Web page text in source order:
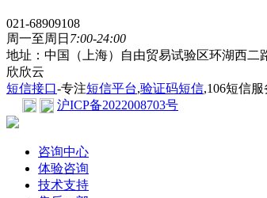
021-68909108
周一至周日 7:00-24:00
地址：中国（上海）自由贸易试验区环湖西二
欣欣云
短信接口-专注短信平台,验证码短信,106短信
沪ICP备2022008703号
咨询中心
体验咨询
技术支持